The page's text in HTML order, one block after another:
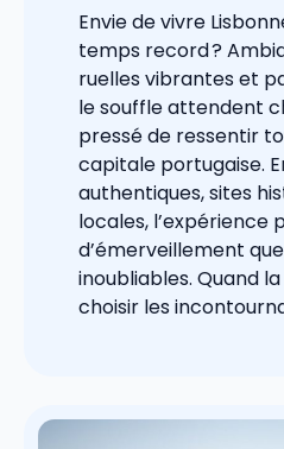
Envie de vivre
temps record ?
ruelles vibrantes et
le souffle attendent
pressé de ressentir
capitale portugaise.
authentiques, sites
locales,
d’émerveillement
inoubliables. Quand
choisir les